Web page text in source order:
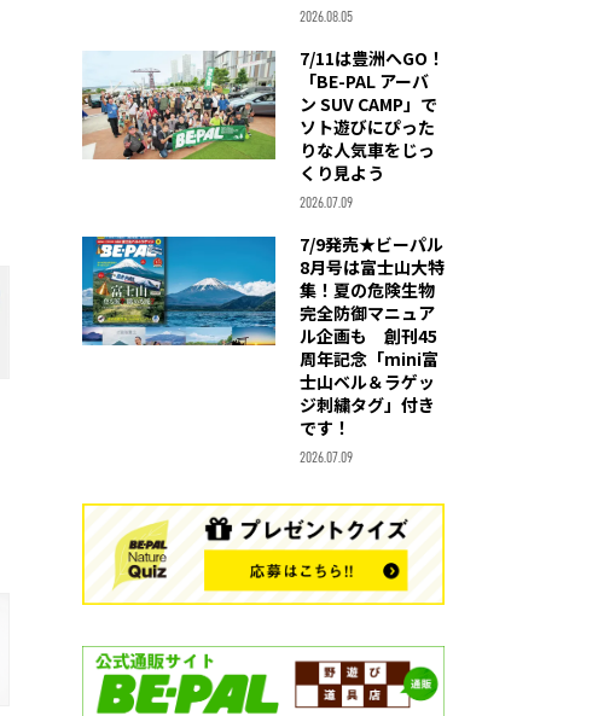
2026.08.05
7/11は豊洲へGO！
「BE-PAL アーバ
ン SUV CAMP」で
ソト遊びにぴった
りな人気車をじっ
くり見よう
2026.07.09
7/9発売★ビーパル
8月号は富士山大特
集！夏の危険生物
完全防御マニュア
ル企画も 創刊45
周年記念「mini富
士山ベル＆ラゲッ
ジ刺繍タグ」付き
です！
2026.07.09